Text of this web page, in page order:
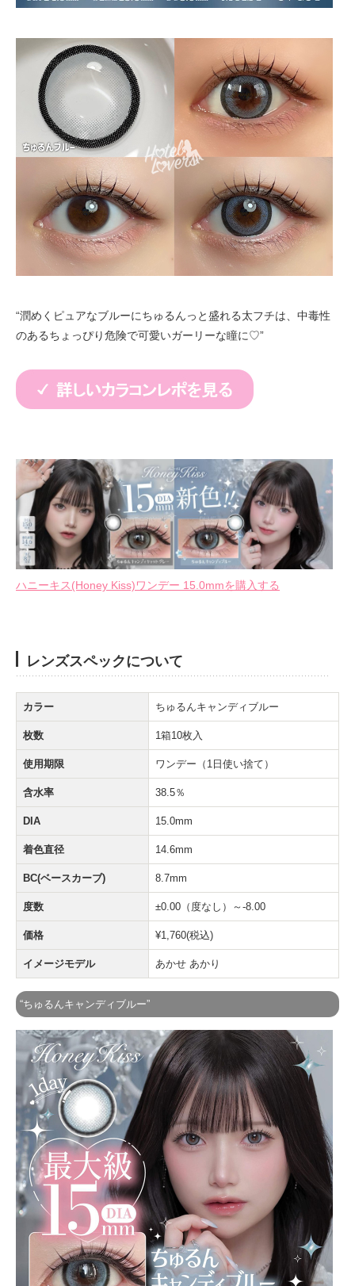
“潤めくピュアなブルーにちゅるんっと盛れる太フチは、中毒性
のあるちょっぴり危険で可愛いガーリーな瞳に♡”
ハニーキス(Honey Kiss)ワンデー 15.0mmを購入する
レンズスペックについて
カラー ちゅるんキャンディブルー
枚数 1箱10枚入
使用期限 ワンデー（1日使い捨て）
含水率 38.5％
DIA 15.0mm
着色直径 14.6mm
BC(ベースカーブ) 8.7mm
度数 ±0.00（度なし）～-8.00
価格 ¥1,760(税込)
イメージモデル あかせ あかり
“ちゅるんキャンディブルー”